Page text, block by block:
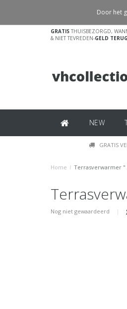
GRATIS THUISBEZORGD,
& NIET TEVREDEN-GELD
NEW
GRATIS
Home / Terrasverwarmer "
Nog niet gewaardeerd |
Door het